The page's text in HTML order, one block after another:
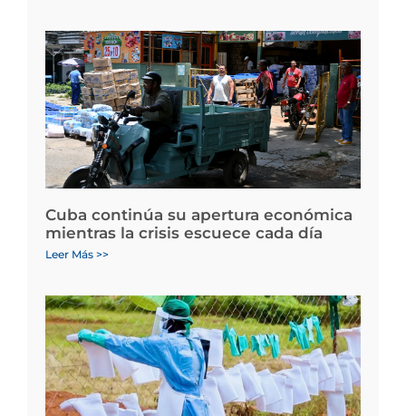
Cuba continúa su apertura económica
mientras la crisis escuece cada día
Leer Más >>